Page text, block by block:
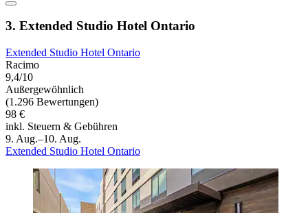
3. Extended Studio Hotel Ontario
Extended Studio Hotel Ontario
Racimo
9,4/10
Außergewöhnlich
(1.296 Bewertungen)
98 €
inkl. Steuern & Gebühren
9. Aug.–10. Aug.
Extended Studio Hotel Ontario